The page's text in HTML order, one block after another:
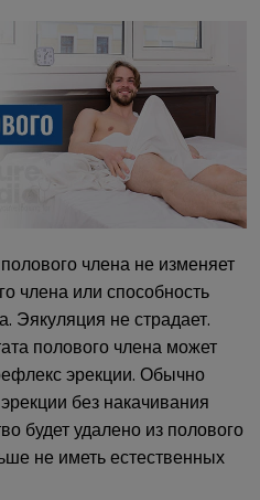
члена не изменяет
члена или способность
Эякуляция не страдает.
полового члена может
эрекции. Обычно
без накачивания
будет удалено из полового
не иметь естественных